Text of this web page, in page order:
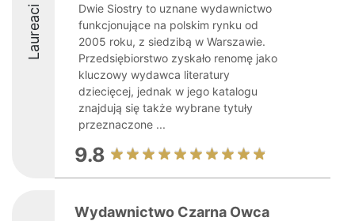
Laureaci
Dwie Siostry to uznane wydawnictwo
funkcjonujące na polskim rynku od
2005 roku, z siedzibą w Warszawie.
Przedsiębiorstwo zyskało renomę jako
kluczowy wydawca literatury
dziecięcej, jednak w jego katalogu
znajdują się także wybrane tytuły
przeznaczone ...
9.8
Wydawnictwo Czarna Owca